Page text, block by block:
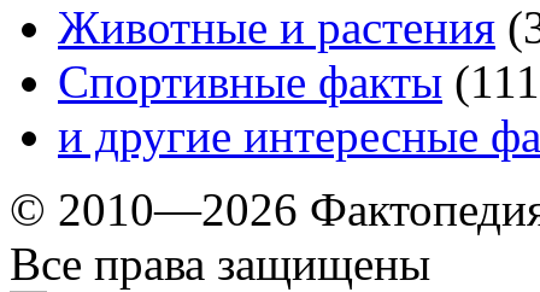
Животные и растения (
Спортивные факты (111
и другие интересные
© 2010—2026
Все права защищены